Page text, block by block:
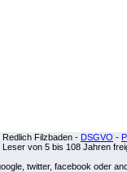
Filzbaden - DSGVO -
von 5 bis 108 Jahren
twitter, facebook oder